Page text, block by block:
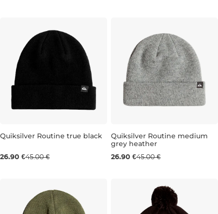
Quiksilver Routine true black
26.90 €45.00 €
Quiksilver Routine medium
grey heather
26.90 €45.00 €